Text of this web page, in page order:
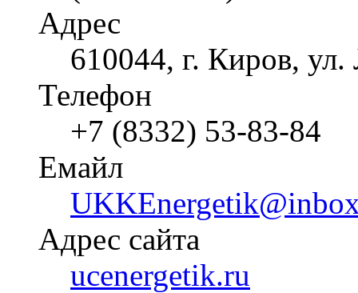
Адрес
610044, г. Киров,
Телефон
+7 (8332) 53-83-84
Емайл
Адрес сайта
ucenergetik.ru